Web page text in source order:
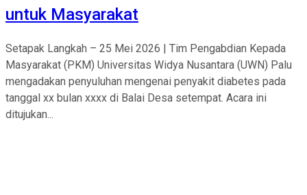
untuk Masyarakat
Setapak Langkah – 25 Mei 2026 | Tim Pengabdian Kepada
Masyarakat (PKM) Universitas Widya Nusantara (UWN) Palu
mengadakan penyuluhan mengenai penyakit diabetes pada
tanggal xx bulan xxxx di Balai Desa setempat. Acara ini
ditujukan...